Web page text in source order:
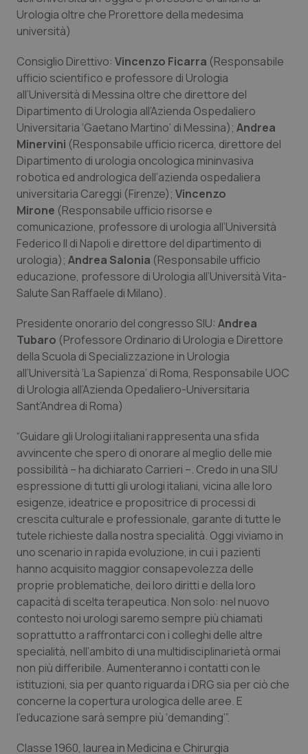
Liguria
Lombardia
Marche
Molise
Piemonte
Provincia Autonoma di Bolzano
Provincia Autonoma di Trento
Puglia
Sicilia
Toscana
Umbria
Valle D’Aosta
Veneto
Disturbi dell’umore
Dolore
Donna & Salute
Epatiti
HIV
Infezioni & Febbre
Ipertensione & Scompenso
Malattie rare
Malattia di Crohn & Rettocolite Ulcerosa
Neuroscienze & patologie neurodegenerative
Obesità
Oftalmologia
Oncodermatologia
Oncoematologia
Oncologia & Nutrizione
Psoriasi & pelle
Quotidiano Cardiologia
Quotidiano Chirurgia
Quotidiano Oncologia
Quotidiano Pediatria
Urologia oltre che Prorettore della medesima
università)
Consiglio Direttivo: Vincenzo Ficarra (Responsabile
ufficio scientifico e professore di Urologia
all’Università di Messina oltre che direttore del
Dipartimento di Urologia all’Azienda Ospedaliero
Universitaria ‘Gaetano Martino’ di Messina); Andrea
Minervini (Responsabile ufficio ricerca, direttore del
Dipartimento di urologia oncologica mininvasiva
robotica ed andrologica dell’azienda ospedaliera
universitaria Careggi (Firenze); Vincenzo
Mirone (Responsabile ufficio risorse e
comunicazione, professore di urologia all’Università
Federico II di Napoli e direttore del dipartimento di
urologia); Andrea Salonia (Responsabile ufficio
educazione, professore di Urologia all’Università Vita-
Salute San Raffaele di Milano).
Presidente onorario del congresso SIU: Andrea
Tubaro (Professore Ordinario di Urologia e Direttore
della Scuola di Specializzazione in Urologia
all’Università ‘La Sapienza’ di Roma, Responsabile UOC
di Urologia all’Azienda Opedaliero-Universitaria
Sant’Andrea di Roma)
“Guidare gli Urologi italiani rappresenta una sfida
avvincente che spero di onorare al meglio delle mie
possibilità – ha dichiarato Carrieri –. Credo in una SIU
espressione di tutti gli urologi italiani, vicina alle loro
esigenze, ideatrice e propositrice di processi di
crescita culturale e professionale, garante di tutte le
tutele richieste dalla nostra specialità. Oggi viviamo in
uno scenario in rapida evoluzione, in cui i pazienti
hanno acquisito maggior consapevolezza delle
proprie problematiche, dei loro diritti e della loro
capacità di scelta terapeutica. Non solo: nel nuovo
contesto noi urologi saremo sempre più chiamati
soprattutto a raffrontarci con i colleghi delle altre
specialità, nell’ambito di una multidisciplinarietà ormai
non più differibile. Aumenteranno i contatti con le
istituzioni, sia per quanto riguarda i DRG sia per ciò che
concerne la copertura urologica delle aree. E
l’educazione sarà sempre più ‘demanding’”.
Classe 1960, laurea in Medicina e Chirurgia